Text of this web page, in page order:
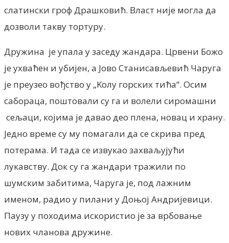
слатински гроф Драшковић. Власт није могла да
дозволи такву тортуру.
Дружина је упала у заседу жандара. Црвени Божо
је ухваћен и убијен, а Јово Станисављевић Чаруга
је преузео вођство у „Kолу горских тића“. Осим
сабораца, поштовали су га и волели сиромашни
сељаци, којима је давао део плена, новац и храну.
Једно време су му помагали да се скрива пред
потерама. И тада се извукао захваљујући
лукавству. Док су га жандари тражили по
шумским забитима, Чаруга је, под лажним
именом, радио у пилани у Доњој Андријевици.
Паузу у походима искористио је за врбовање
нових чланова дружине.